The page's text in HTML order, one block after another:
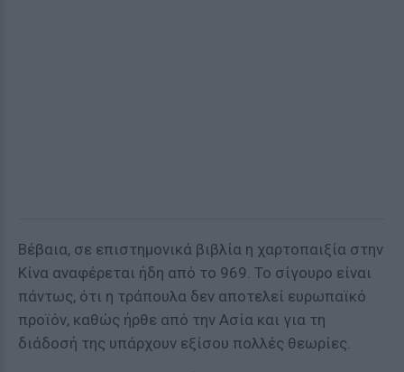
Βέβαια, σε επιστημονικά βιβλία η χαρτοπαιξία στην
Κίνα αναφέρεται ήδη από το 969. Το σίγουρο είναι
πάντως, ότι η τράπουλα δεν αποτελεί ευρωπαϊκό
προϊόν, καθώς ήρθε από την Ασία και για τη
διάδοσή της υπάρχουν εξίσου πολλές θεωρίες.